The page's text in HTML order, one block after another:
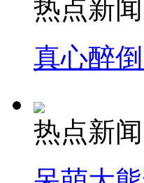
热点新闻
真心醉
热点新闻